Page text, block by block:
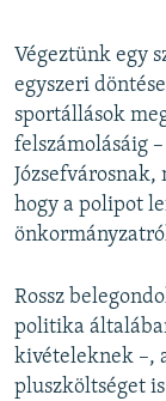
Végeztünk egy
egyszeri
sportállások
felszámolásáig
hogy a polipot
Rossz
politika
kivételeknek –,
pluszköltséget